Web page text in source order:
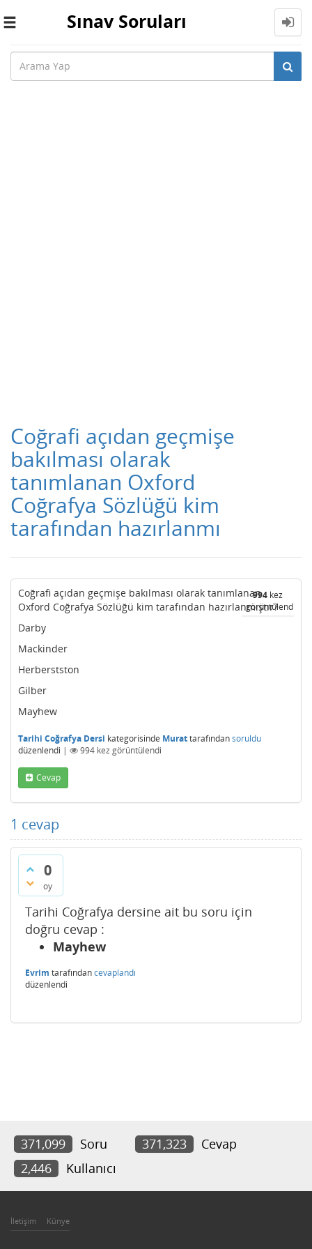
Toggle
Sınav Soruları
Coğrafi açıdan geçmişe
bakılması olarak
tanımlanan Oxford
Coğrafya Sözlüğü kim
tarafından hazırlanmı
994 kez
görüntülendi
Coğrafi açıdan geçmişe bakılması olarak tanımlanan
Oxford Coğrafya Sözlüğü kim tarafından hazırlanmıştır?
Darby
Mackinder
Herberstston
Gilber
Mayhew
Tarihi Coğrafya Dersi kategorisinde Murattarafındansoruldu
düzenlendi | 994 kez görüntülendi
Cevap
1 cevap
0
oy
Tarihi Coğrafya dersine ait bu soru için
doğru cevap :
Mayhew
Evrim tarafındancevaplandı
düzenlendi
371,099 Soru 371,323
Cevap
2,446
Kullanıcı
İletişim Künye